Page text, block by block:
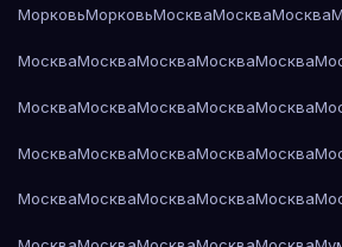
МорковьМорковьМоскваМоскваМосква
МоскваМоскваМоскваМоскваМосква
МоскваМоскваМоскваМоскваМосква
МоскваМоскваМоскваМоскваМосква
МоскваМоскваМоскваМоскваМосква